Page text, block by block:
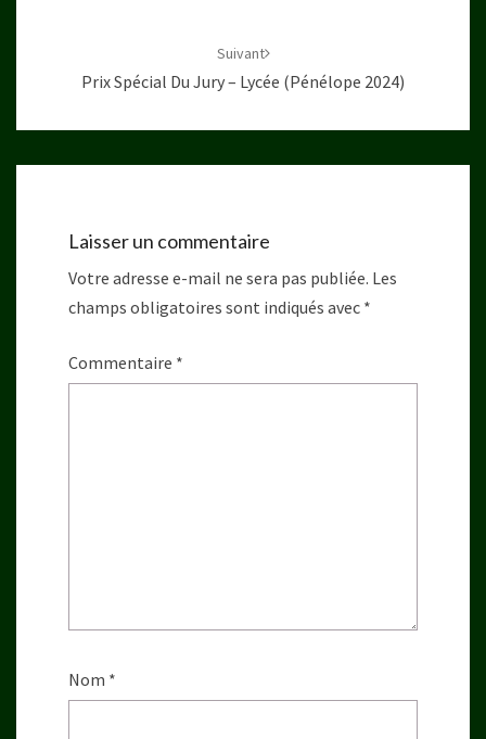
Suivant
Prix Spécial Du Jury – Lycée (Pénélope 2024)
Laisser un commentaire
Votre adresse e-mail ne sera pas publiée. Les
champs obligatoires sont indiqués avec *
Commentaire *
Nom *